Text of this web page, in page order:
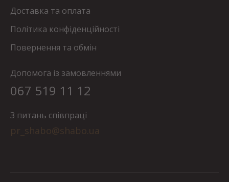
Доставка та оплата
Політика конфіденційності
Повернення та обмін
Допомога із замовленнями
067 519 11 12
З питань співпраці
pr_shabo@shabo.ua